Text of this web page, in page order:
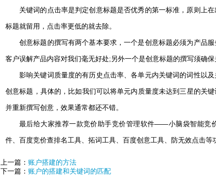
关键词的点击率是判定创意标题是否优秀的第一标准，原则上
标题就留用，点击率更低的就去除。
创意标题的撰写有两个基本要求，一个是创意标题必须为产品
客户误解产品内容对我们毫无好处;另外一个是创意标题的撰写须确保
影响关键词质量度的有历史点击率、各单元内关键词的词性以
创意标题，具体的，比如我们可以将单元内质量度未达到三星的关
并重新撰写创意，效果通常都还不错。
最后给大家推荐一款竞价助手竞价管理软件——小脑袋智能竞
件、百度竞价查排名工具、拓词工具、百度创意工具、防无效点击等
上一篇： 账户搭建的方法
下一篇： 账户的搭建和关键词的匹配